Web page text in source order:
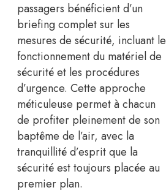
passagers bénéficient d’un
briefing complet sur les
mesures de sécurité, incluant le
fonctionnement du matériel de
sécurité et les procédures
d’urgence. Cette approche
méticuleuse permet à chacun
de profiter pleinement de son
baptême de l’air, avec la
tranquillité d’esprit que la
sécurité est toujours placée au
premier plan.